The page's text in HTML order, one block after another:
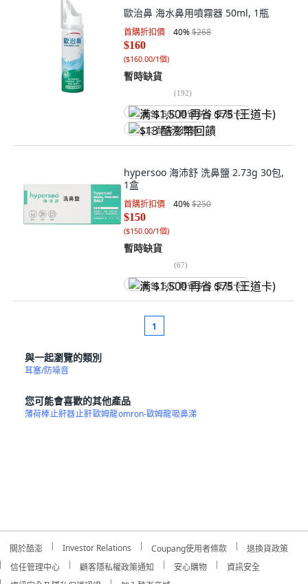
歐治鼻 海水鼻用噴霧器 50ml, 1瓶
首購折扣價 40%$268
$160
($160.00/1個)
暫時缺貨
(192)
满 $1,500 再省 $75 (王道卡)
$13 酷澎幣回饋
hypersoo 海沛舒 洗鼻鹽 2.73g 30包,
1盒
首購折扣價 40%$250
$150
($150.00/1個)
暫時缺貨
(67)
满 $1,500 再省 $75 (王道卡)
1
與一起瀏覽的類別
耳塞/防噪音
您可能會喜歡的其他產品
薄荷棒止鼾器止鼾歐姆龍omron-歐姆龍吸鼻涕
關於酷澎 Investor Relations Coupang使用者條款
退換貨政策
信任管理中心
顧客隱私權政策通知 安心購物
資訊安全